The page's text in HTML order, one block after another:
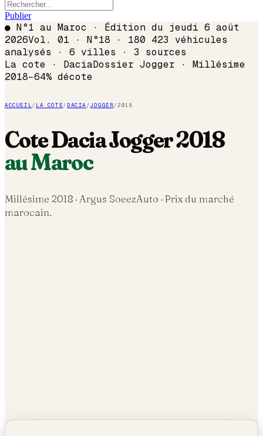
Publier
● N°1 au Maroc · Édition du jeudi 6 août
2026Vol. 01 · N°18 · 180 423 véhicules
analysés · 6 villes · 3 sources
La cote · DaciaDossier Jogger · Millésime
2018−64% décote
ACCUEIL/ LA COTE/ DACIA /JOGGER/2018
CoteDaciaJogger2018
au Maroc
Millésime 2018 · Argus SoeezAuto · Prix du marché
marocain.